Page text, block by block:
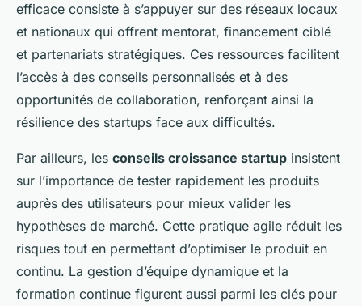
efficace consiste à s’appuyer sur des réseaux locaux
et nationaux qui offrent mentorat, financement ciblé
et partenariats stratégiques. Ces ressources facilitent
l’accès à des conseils personnalisés et à des
opportunités de collaboration, renforçant ainsi la
résilience des startups face aux difficultés.
Par ailleurs, les conseils croissance startup insistent
sur l’importance de tester rapidement les produits
auprès des utilisateurs pour mieux valider les
hypothèses de marché. Cette pratique agile réduit les
risques tout en permettant d’optimiser le produit en
continu. La gestion d’équipe dynamique et la
formation continue figurent aussi parmi les clés pour